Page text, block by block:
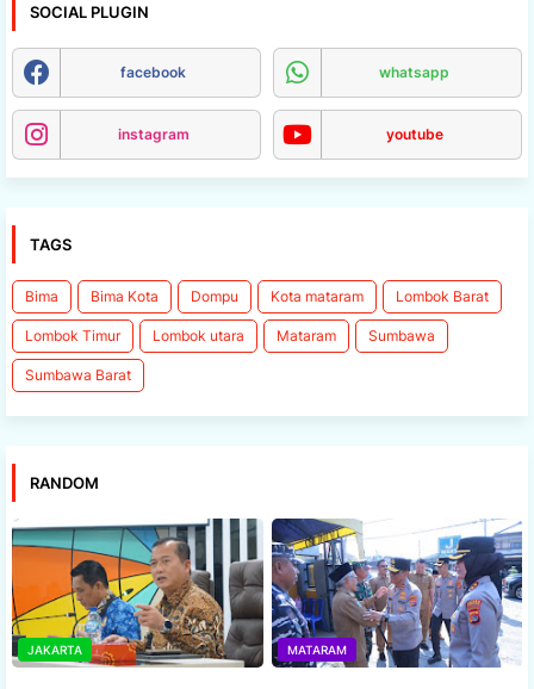
SOCIAL PLUGIN
facebook whatsapp
instagram youtube
TAGS
Bima Bima Kota Dompu Kota mataram Lombok Barat
Lombok Timur Lombok utara Mataram Sumbawa
Sumbawa Barat
RANDOM
JAKARTA MATARAM